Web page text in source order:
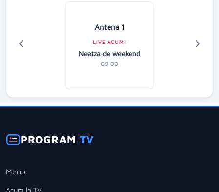
Antena 1
LIVE ACUM:
Neatza de weekend
09:00
PROGRAMTV
Menu
Acum la TV